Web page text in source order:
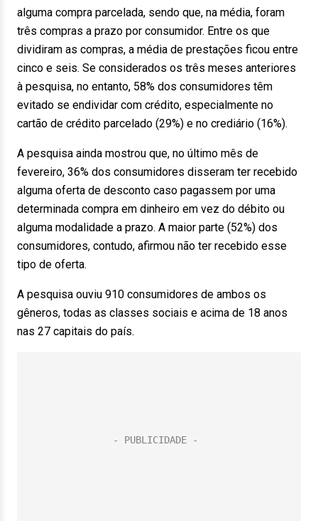
alguma compra parcelada, sendo que, na média, foram
três compras a prazo por consumidor. Entre os que
dividiram as compras, a média de prestações ficou entre
cinco e seis. Se considerados os três meses anteriores
à pesquisa, no entanto, 58% dos consumidores têm
evitado se endividar com crédito, especialmente no
cartão de crédito parcelado (29%) e no crediário (16%).
A pesquisa ainda mostrou que, no último mês de
fevereiro, 36% dos consumidores disseram ter recebido
alguma oferta de desconto caso pagassem por uma
determinada compra em dinheiro em vez do débito ou
alguma modalidade a prazo. A maior parte (52%) dos
consumidores, contudo, afirmou não ter recebido esse
tipo de oferta.
A pesquisa ouviu 910 consumidores de ambos os
gêneros, todas as classes sociais e acima de 18 anos
nas 27 capitais do país.